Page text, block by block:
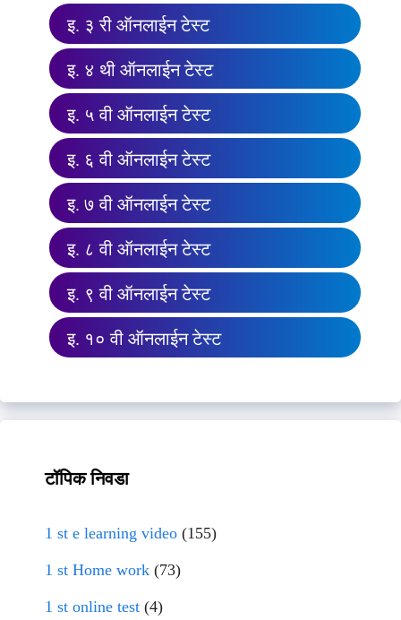
इ. ३ री ऑनलाईन टेस्ट
इ. ४ थी ऑनलाईन टेस्ट
इ. ५ वी ऑनलाईन टेस्ट
इ. ६ वी ऑनलाईन टेस्ट
इ. ७ वी ऑनलाईन टेस्ट
इ. ८ वी ऑनलाईन टेस्ट
इ. ९ वी ऑनलाईन टेस्ट
इ. १० वी ऑनलाईन टेस्ट
टॉपिक निवडा
1 st e learning video (155)
1 st Home work (73)
1 st online test (4)